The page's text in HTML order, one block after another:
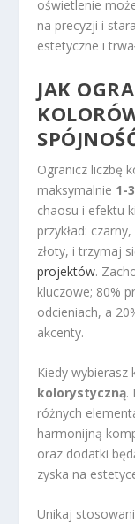
oświetlenie
na precyzji i
estetyczne i
JAK
Ogranicz liczbę
maksymalnie 1-
chaosu i efektu
przykład:
złoty, i trzymaj
projektów.
kluczowe; 80%
odcieniach, a
akcenty.
Kiedy
kolorystyczną.
różnych
harmonijną
oraz dodatki
zyska na
Unikaj